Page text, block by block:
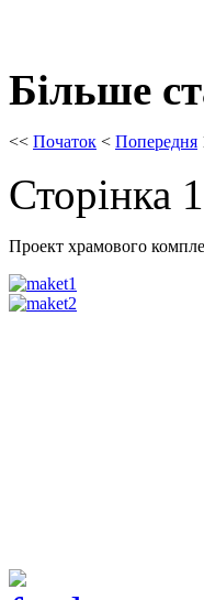
Більше
<< Початок < Попередня
Сторінка
Проект храмового